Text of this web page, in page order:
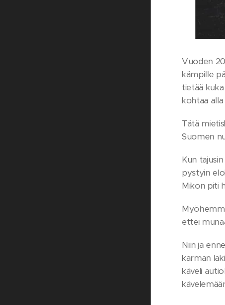
Vuoden
kämpille
tietää
kohtaa
Tätä
Suomen
Kun
pystyin
Mikon piti
ettei
Niin ja
karman
käveli